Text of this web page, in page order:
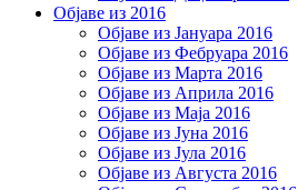
Објаве из 2016
Објаве из Јануара 2016
Објаве из Фебруара 2016
Објаве из Марта 2016
Објаве из Априла 2016
Објаве из Маја 2016
Објаве из Јуна 2016
Објаве из Јула 2016
Објаве из Августа 2016